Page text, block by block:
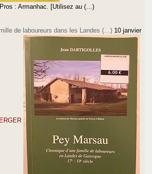
: Armanhac. [Utilisez au (…)
de laboureurs dans les Landes (…) 10 janvier